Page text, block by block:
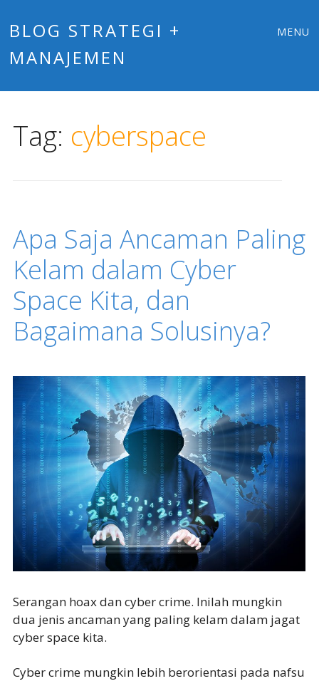
BLOG STRATEGI +
MANAJEMEN
MENU
Tag: cyberspace
Apa Saja Ancaman Paling
Kelam dalam Cyber
Space Kita, dan
Bagaimana Solusinya?
Serangan hoax dan cyber crime. Inilah mungkin
dua jenis ancaman yang paling kelam dalam jagat
cyber space kita.
Cyber crime mungkin lebih berorientasi pada nafsu